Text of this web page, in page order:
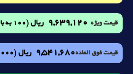
قیمت ویژه 9,639,120 ریال (100 به بالا)
قیمت فوق العاده9,541,680 ریال (1000 به بالا)